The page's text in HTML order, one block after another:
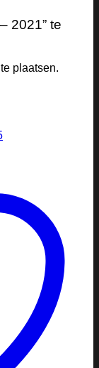
2021” te
plaatsen.